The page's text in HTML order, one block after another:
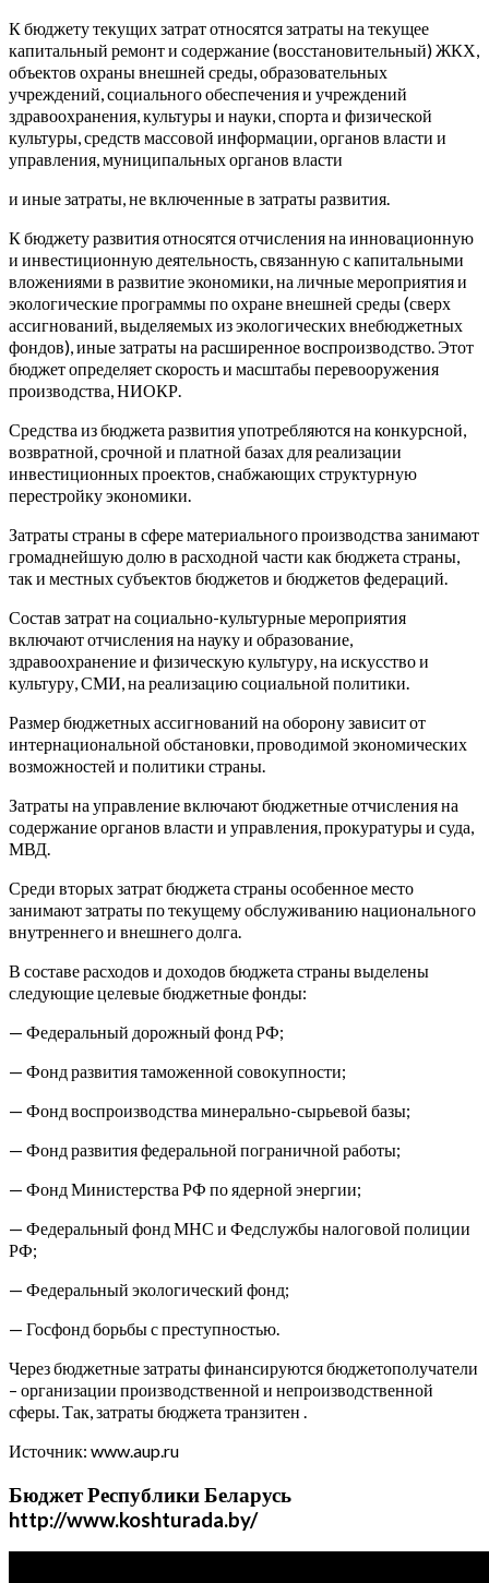
К бюджету текущих затрат относятся затраты на текущее
капитальный ремонт и содержание (восстановительный) ЖКХ,
объектов охраны внешней среды, образовательных
учреждений, социального обеспечения и учреждений
здравоохранения, культуры и науки, спорта и физической
культуры, средств массовой информации, органов власти и
управления, муниципальных органов власти
и иные затраты, не включенные в затраты развития.
К бюджету развития относятся отчисления на инновационную
и инвестиционную деятельность, связанную с капитальными
вложениями в развитие экономики, на личные мероприятия и
экологические программы по охране внешней среды (сверх
ассигнований, выделяемых из экологических внебюджетных
фондов), иные затраты на расширенное воспроизводство. Этот
бюджет определяет скорость и масштабы перевооружения
производства, НИОКР.
Средства из бюджета развития употребляются на конкурсной,
возвратной, срочной и платной базах для реализации
инвестиционных проектов, снабжающих структурную
перестройку экономики.
Затраты страны в сфере материального производства занимают
громаднейшую долю в расходной части как бюджета страны,
так и местных субъектов бюджетов и бюджетов федераций.
Состав затрат на социально-культурные мероприятия
включают отчисления на науку и образование,
здравоохранение и физическую культуру, на искусство и
культуру, СМИ, на реализацию социальной политики.
Размер бюджетных ассигнований на оборону зависит от
интернациональной обстановки, проводимой экономических
возможностей и политики страны.
Затраты на управление включают бюджетные отчисления на
содержание органов власти и управления, прокуратуры и суда,
МВД.
Среди вторых затрат бюджета страны особенное место
занимают затраты по текущему обслуживанию национального
внутреннего и внешнего долга.
В составе расходов и доходов бюджета страны выделены
следующие целевые бюджетные фонды:
— Федеральный дорожный фонд РФ;
— Фонд развития таможенной совокупности;
— Фонд воспроизводства минерально-сырьевой базы;
— Фонд развития федеральной пограничной работы;
— Фонд Министерства РФ по ядерной энергии;
— Федеральный фонд МНС и Федслужбы налоговой полиции
РФ;
— Федеральный экологический фонд;
— Госфонд борьбы с преступностью.
Через бюджетные затраты финансируются бюджетополучатели
– организации производственной и непроизводственной
сферы. Так, затраты бюджета транзитен .
Источник: www.aup.ru
Бюджет Республики Беларусь
http://www.koshturada.by/